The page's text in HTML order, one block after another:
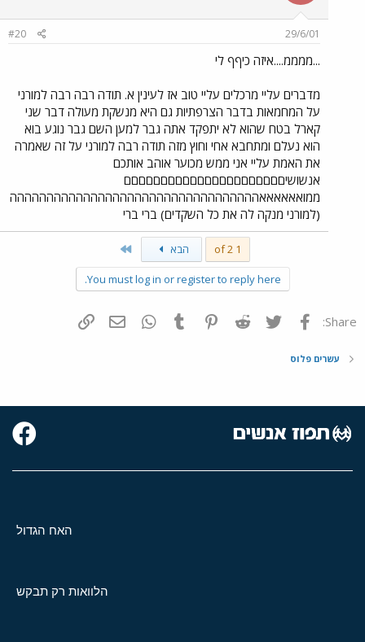
29/6/01
#20
...ממממ....איזה כיףף לי
מדברים עליי מרכלים עליי טוב אז לעינין א. תודה רבה רבה למורני
על המחמאות בדבר הצרפתיות גם היא מנשקת מעולה דבר שני
קארל בטח שהוא לא יתפקד אתה גבר למען השם גבר נוגע בוא
הוא נעלם ומתחבא אחי וחוץ מזה תודה רבה למורני על זה שאמרה
את האמת עליי אני ממש מכוער אוהב אותכם
אנשושיםםםםםםםםםםםםםםםםםםםםםם
ממואאאאאאהההההההההההההההההההההההההההההההההה
(למורני מנקה לה את כל השקדים) ברי ברי
1 of 2 הבא
You must log in or register to reply here.
Share: פייסבוק Twitter
Reddit
Pinterest
Tumblr
WhatsAppדואר אלקטרוני
עשרים פלוס
האח הגדול
הלוואות רק תבקש